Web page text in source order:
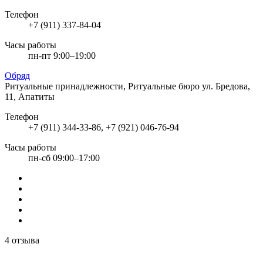
Телефон
+7 (911) 337-84-04
Часы работы
пн-пт 9:00–19:00
Обряд
Ритуальные принадлежности, Ритуальные бюро ул. Бредова,
11, Апатиты
Телефон
+7 (911) 344-33-86, +7 (921) 046-76-94
Часы работы
пн-сб 09:00–17:00
4 отзыва